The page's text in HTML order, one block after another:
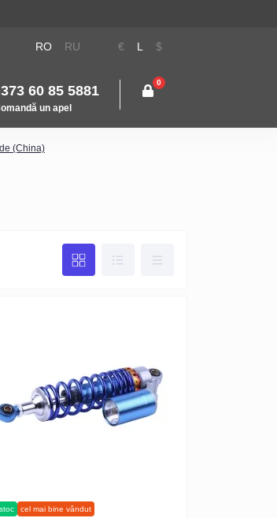
RO RU € L $
60 85 5881
un apel
0
(China)
cel mai bine vândut